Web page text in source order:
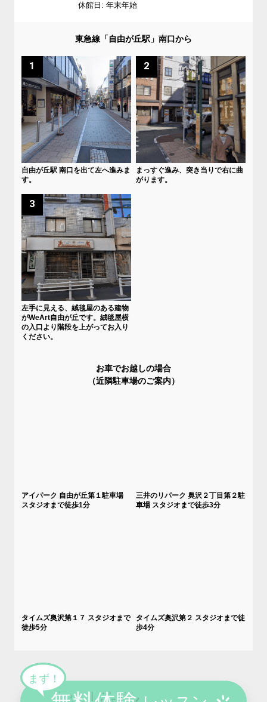
休館日: 年末年始
東急線「自由が丘駅」南口から
1
自由が丘駅 南口を出て左へ進みま
す。
2
まっすぐ進み、突き当りで右に曲
がります。
3
左手に見える、絨毯屋のある建物
がWeArt自由が丘です。絨毯屋横
の入口より階段を上がってお入り
ください。
お車でお越しの場合
（近隣駐車場のご案内）
アイパーク 自由が丘第１駐車場
スタジオまで徒歩1分
三井のリパーク 奥沢２丁目第２駐
車場 スタジオまで徒歩3分
タイムズ奥沢第１７ スタジオまで
徒歩5分
タイムズ奥沢第２ スタジオまで徒
歩4分